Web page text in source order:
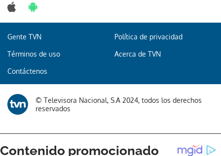
Gracias por suscribirte a nuestro boletín.
ACEPTAR
Gente TVN Política de privacidad
Términos de uso Acerca de TVN
Contáctenos
© Televisora Nacional, S.A 2024, todos los derechos
reservados